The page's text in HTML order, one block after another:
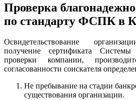
Проверка
по стандарту ФСПК в
Освидетельствование
получение сертификата Системы
проверки компании,
согласованности соискателя
Не пребывание на стадии
существования организации.